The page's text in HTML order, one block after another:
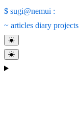
$ sugi@nemui :
~ articles diary projects
☀
☀